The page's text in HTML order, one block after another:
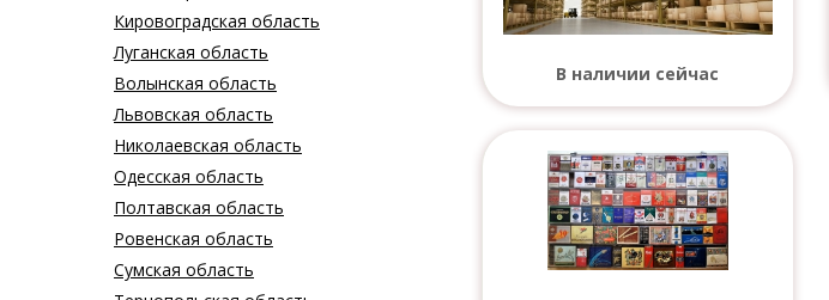
Кировоградская область
Луганская область
Волынская область
Львовская область
Николаевская область
Одесская область
Полтавская область
Ровенская область
Сумская область
В наличии сейчас